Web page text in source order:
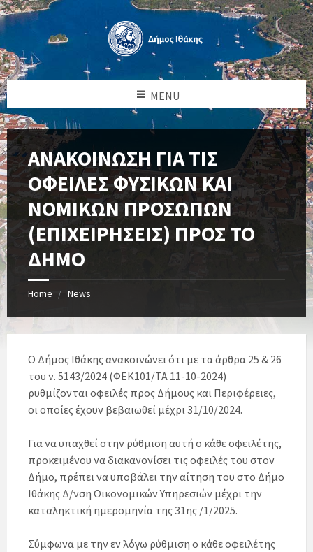
MENU
ΑΝΑΚΟΙΝΩΣΗ ΓΙΑ ΤΙΣ
ΟΦΕΙΛΕΣ ΦΥΣΙΚΩΝ ΚΑΙ
ΝΟΜΙΚΩΝ ΠΡΟΣΩΠΩΝ
(ΕΠΙΧΕΙΡΗΣΕΙΣ) ΠΡΟΣ ΤΟ
ΔΗΜΟ
Home News
Ο Δήμος Ιθάκης ανακοινώνει ότι με τα άρθρα 25 & 26
του ν. 5143/2024 (ΦΕΚ101/ΤΑ 11-10-2024)
ρυθμίζονται οφειλές προς Δήμους και Περιφέρειες,
οι οποίες έχουν βεβαιωθεί μέχρι 31/10/2024.
Για να υπαχθεί στην ρύθμιση αυτή ο κάθε οφειλέτης,
προκειμένου να διακανονίσει τις οφειλές του στον
Δήμο, πρέπει να υποβάλει την αίτηση του στο Δήμο
Ιθάκης Δ/νση Οικονομικών Υπηρεσιών μέχρι την
καταληκτική ημερομηνία της 31ης /1/2025.
Σύμφωνα με την εν λόγω ρύθμιση ο κάθε οφειλέτης